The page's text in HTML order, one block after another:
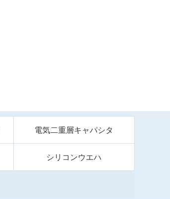
電気二重層キャパシタ
シリコンウエハ